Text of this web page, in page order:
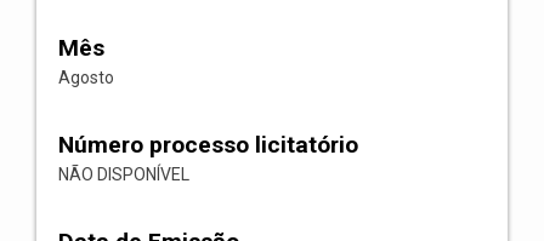
Mês
Agosto
Número processo licitatório
NÃO DISPONÍVEL